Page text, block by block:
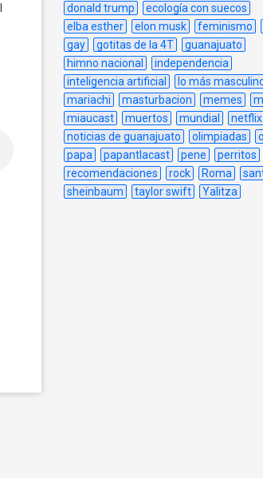
donald trump
ecología con suecos
elba esther
elon musk feminismo
gay
gotitas de la 4T
guanajuato
himno nacional
independencia
inteligencia artificial
lo más
mariachi
masturbacion memes
miaucast
muertos mundial
netflix
noticias de guanajuato
olimpiadas
papa
papantlacast pene perritos
recomendaciones
rock Roma
sheinbaum
taylor swift Yalitza